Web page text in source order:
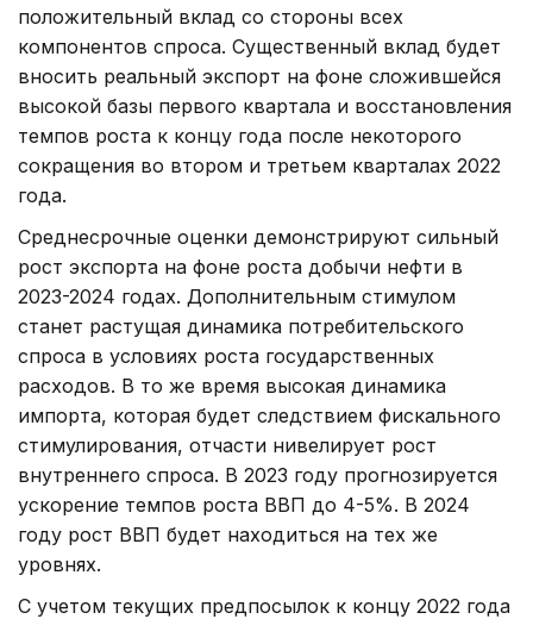
положительный вклад со стороны всех
компонентов спроса. Существенный вклад будет
вносить реальный экспорт на фоне сложившейся
высокой базы первого квартала и восстановления
темпов роста к концу года после некоторого
сокращения во втором и третьем кварталах 2022
года.
Среднесрочные оценки демонстрируют сильный
рост экспорта на фоне роста добычи нефти в
2023-2024 годах. Дополнительным стимулом
станет растущая динамика потребительского
спроса в условиях роста государственных
расходов. В то же время высокая динамика
импорта, которая будет следствием фискального
стимулирования, отчасти нивелирует рост
внутреннего спроса. В 2023 году прогнозируется
ускорение темпов роста ВВП до 4-5%. В 2024
году рост ВВП будет находиться на тех же
уровнях.
С учетом текущих предпосылок к концу 2022 года